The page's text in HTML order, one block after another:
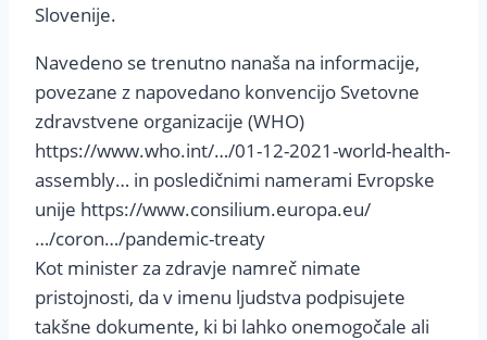
Slovenije.
Navedeno se trenutno nanaša na informacije,
povezane z napovedano konvencijo Svetovne
zdravstvene organizacije (WHO)
https://www.who.int/…/01-12-2021-world-health-
assembly… in posledičnimi namerami Evropske
unije https://www.consilium.europa.eu/
…/coron…/pandemic-treaty
Kot minister za zdravje namreč nimate
pristojnosti, da v imenu ljudstva podpisujete
takšne dokumente, ki bi lahko onemogočale ali